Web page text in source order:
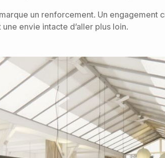
un renforcement. Un engagement
une envie intacte d’aller plus loin.